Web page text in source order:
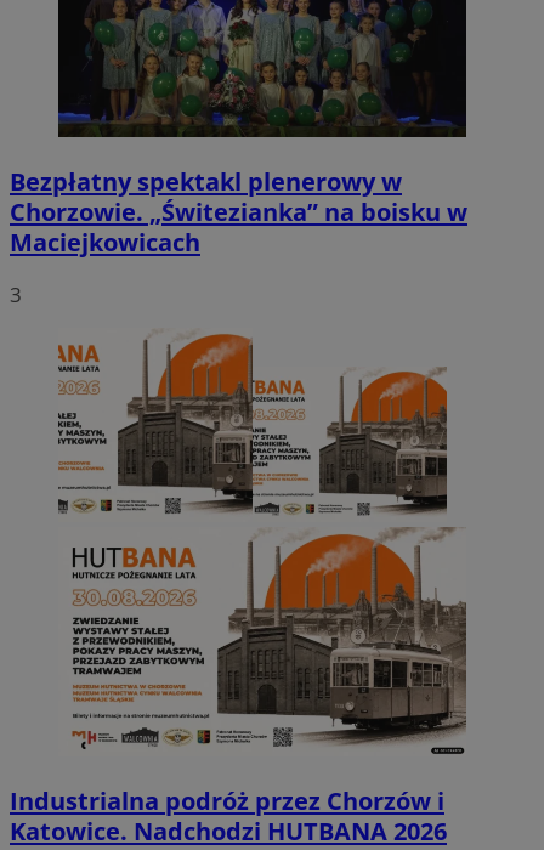
Bezpłatny spektakl plenerowy w
Chorzowie. „Świtezianka” na boisku w
Maciejkowicach
3
Industrialna podróż przez Chorzów i
Katowice. Nadchodzi HUTBANA 2026